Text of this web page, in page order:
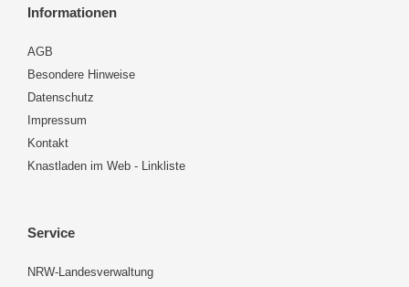
Informationen
AGB
Besondere Hinweise
Datenschutz
Impressum
Kontakt
Knastladen im Web - Linkliste
Service
NRW-Landesverwaltung